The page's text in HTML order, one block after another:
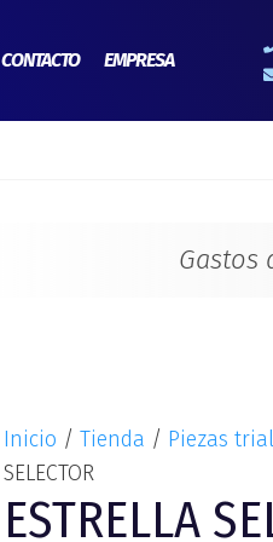
CONTACTO EMPRESA
Gastos
Inicio / Tienda / Piezas trial
SELECTOR
ESTRELLA
SELECTOR